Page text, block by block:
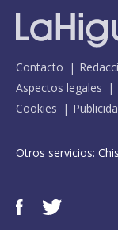
Contacto
Aspectos legales
Cookies
Otros servicios: